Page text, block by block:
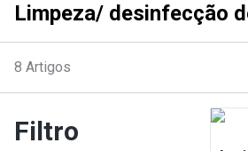
Limpeza/ desinfecção
8 Artigos
Filtro